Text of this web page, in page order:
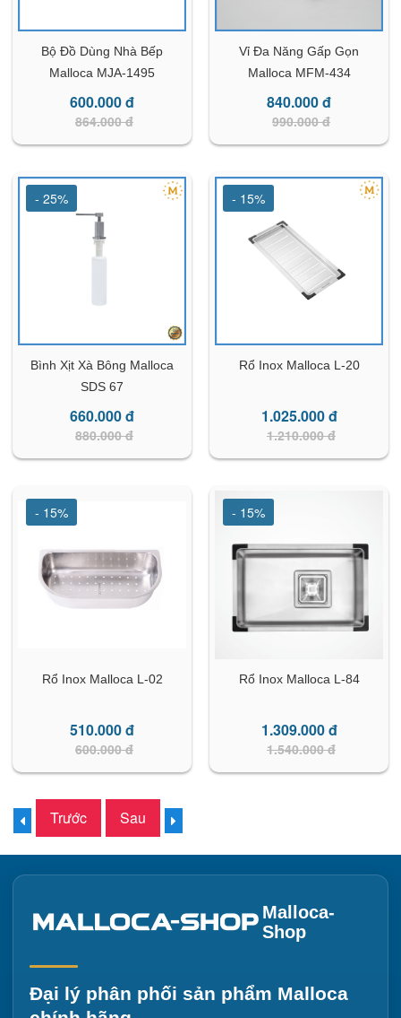
Bộ Đồ Dùng Nhà Bếp
Malloca MJA-1495
600.000 đ
864.000 đ
Vỉ Đa Năng Gấp Gọn
Malloca MFM-434
840.000 đ
990.000 đ
- 25%
Bình Xịt Xà Bông Malloca
SDS 67
660.000 đ
880.000 đ
- 15%
Rổ Inox Malloca L-20
1.025.000 đ
1.210.000 đ
- 15%
Rổ Inox Malloca L-02
510.000 đ
600.000 đ
- 15%
Rổ Inox Malloca L-84
1.309.000 đ
1.540.000 đ
Trước Sau
Malloca-
Shop
Đại lý phân phối sản phẩm Malloca